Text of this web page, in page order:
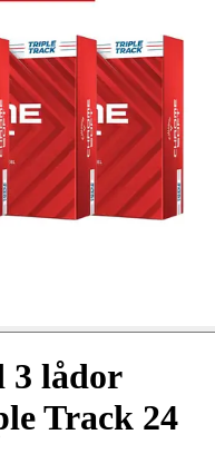
3 lådor
Track 24